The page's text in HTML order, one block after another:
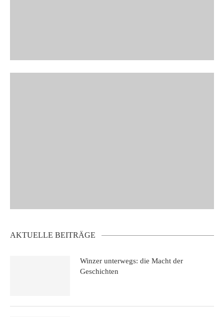
AKTUELLE BEITRÄGE
Winzer unterwegs: die Macht der
Geschichten